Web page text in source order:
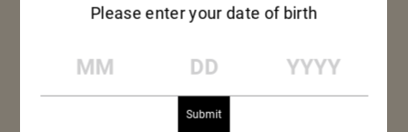
ィルワインを組み合わせることにより、メゾン マ
パーニュを生み出します。この繊細な技術こそが、
シャンパーニュ メゾン、そしてセラーマスターの
技術の証です。ブレンドの段階に至るまでには、毎
Please enter your date of birth